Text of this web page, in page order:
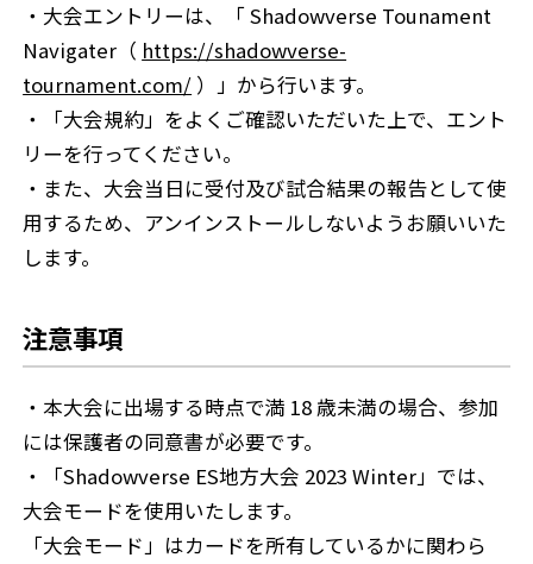
・大会エントリーは、「 Shadowverse Tounament
Navigater（ https://shadowverse-
tournament.com/ ）」から行います。
・「大会規約」をよくご確認いただいた上で、エント
リーを行ってください。
・また、大会当日に受付及び試合結果の報告として使
用するため、アンインストールしないようお願いいた
します。
注意事項
・本大会に出場する時点で満 18 歳未満の場合、参加
には保護者の同意書が必要です。
・「Shadowverse ES地方大会 2023 Winter」では、
大会モードを使用いたします。
「大会モード」はカードを所有しているかに関わら